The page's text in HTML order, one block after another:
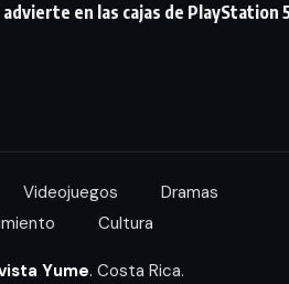
advierte en las cajas de PlayStation
Videojuegos
Dramas
Cultura
Yume. Costa Rica.